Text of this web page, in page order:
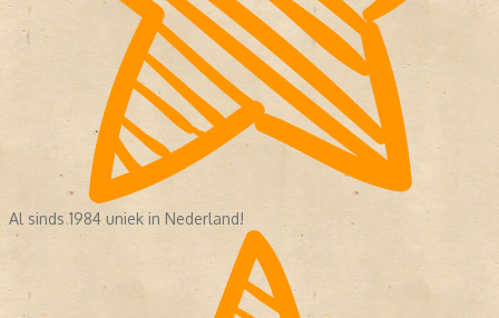
Al sinds 1984 uniek in Nederland!